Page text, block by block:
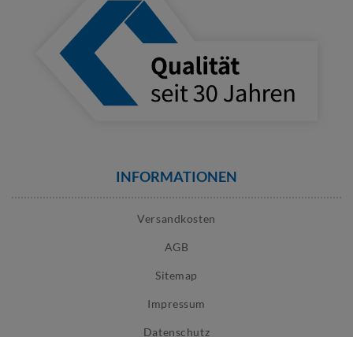
INFORMATIONEN
Versandkosten
AGB
Sitemap
Impressum
Datenschutz